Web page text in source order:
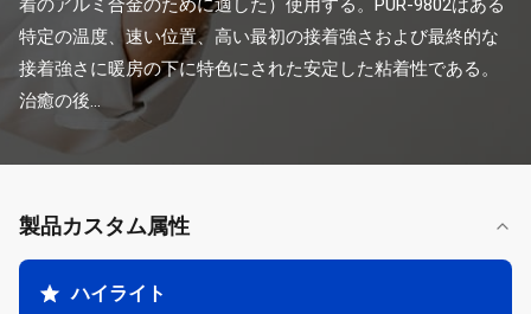
着のアルミ合金のために適した）使用する。PUR-9802はある
特定の温度、速い位置、高い最初の接着強さおよび最終的な
接着強さに暖房の下に特色にされた安定した粘着性である。
治癒の後...
製品カスタム属性
ハイライト